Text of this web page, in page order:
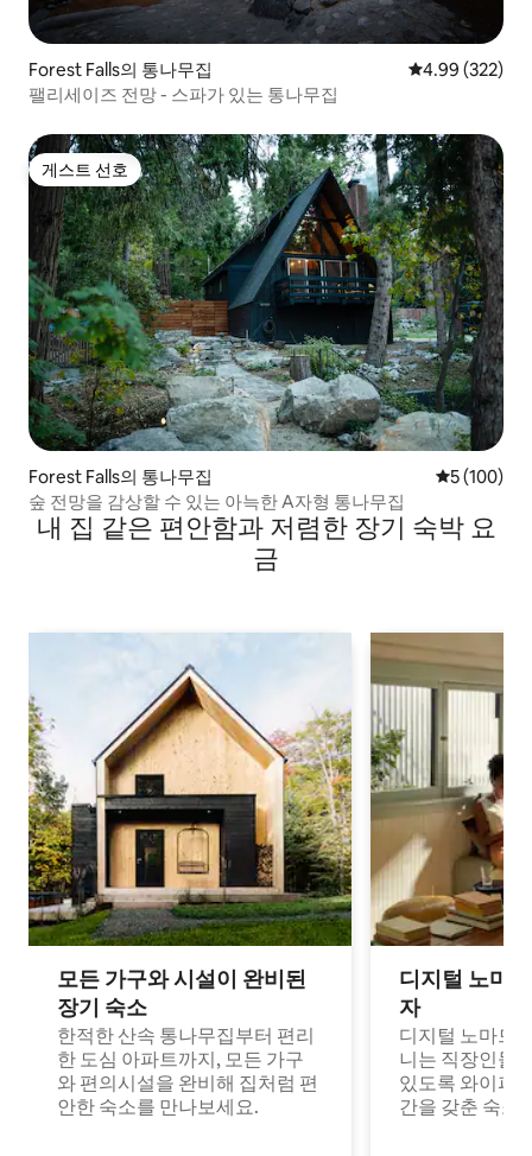
Forest Falls의 통나무집 평점 4.99점(5
4.99 (322)
팰리세이즈 전망 - 스파가 있는 통나무집
게스트 선호
게스트 선호
Forest Falls의 통나무집 평점 5점(5
5 (100)
숲 전망을 감상할 수 있는 아늑한 A자형 통나무집
내 집 같은 편안함과 저렴한 장기 숙박 요
금
모든 가구와 시설이 완비된
장기 숙소
한적한 산속 통나무집부터 편리
한 도심 아파트까지, 모든 가구
와 편의시설을 완비해 집처럼 편
안한 숙소를 만나보세요.
디지털 노마
자
디지털 노마드
니는 직장인들
있도록 와이파
간을 갖춘 숙소